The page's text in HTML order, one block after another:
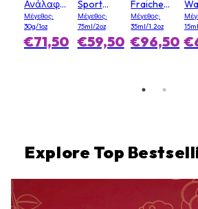
Ανάλαφρη
Πούδρα -
20 (Clair)
Μέγεθος:
30g/1oz
€71,50
Sport
Αποσμητικό
Στικ
Μέγεθος:
75ml/2oz
€59,50
Fraiche
Ψεκασμός
σε
Σταγονίδια
για τα
Μέγεθος:
35ml/1.2oz
€96,50
Explore Top